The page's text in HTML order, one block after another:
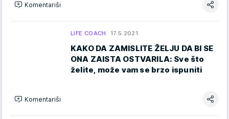
Komentariši
LIFE COACH 17.5.2021.
KAKO DA ZAMISLITE ŽELJU DA BI SE
ONA ZAISTA OSTVARILA: Sve što
želite, može vam se brzo ispuniti
Komentariši